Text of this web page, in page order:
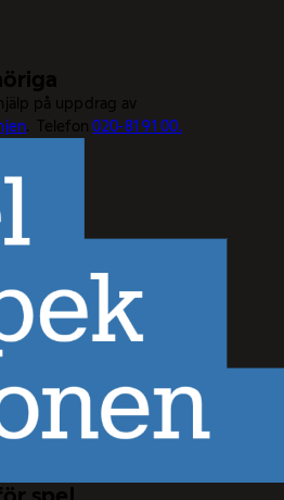
på uppdrag av
. Telefon020-81 91 00.